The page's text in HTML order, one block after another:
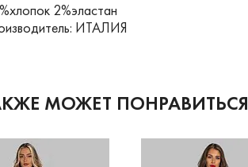
2%эластан
ИТАЛИЯ
МОЖЕТ ПОНРАВИТЬСЯ